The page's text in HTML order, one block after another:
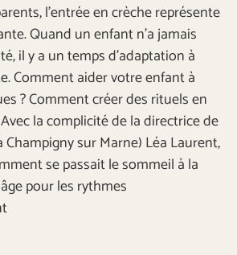
l’entrée en crèche représente
Quand un enfant n’a jamais
il y a un temps d’adaptation à
Comment aider votre enfant à
? Comment créer des rituels en
la complicité de la directrice de
Champigny sur Marne) Léa Laurent,
se passait le sommeil à la
pour les rythmes